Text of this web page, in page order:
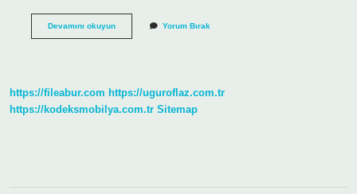
Devamını okuyunBir
Yorum Bırak
https://fileabur.com https://uguroflaz.com.tr
https://kodeksmobilya.com.tr Sitemap